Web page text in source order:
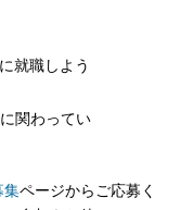
就職しよう
関わってい
集ページからご応募く